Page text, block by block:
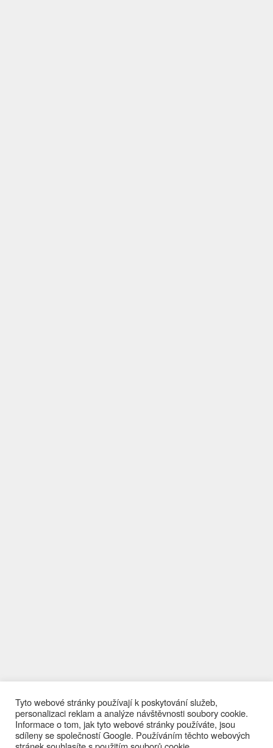
Tyto webové stránky používají k poskytování služeb,
personalizaci reklam a analýze návštěvnosti soubory cookie.
Informace o tom, jak tyto webové stránky používáte, jsou
sdíleny se společností Google. Používáním těchto webových